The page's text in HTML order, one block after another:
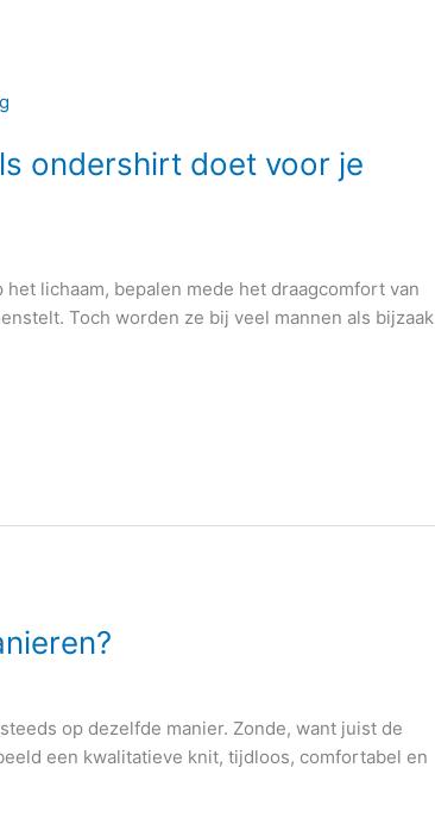
ondershirt doet voor je
lichaam, bepalen mede het draagcomfort van
Toch worden ze bij veel mannen als bijzaak
op dezelfde manier. Zonde, want juist de
een kwalitatieve knit, tijdloos, comfortabel en